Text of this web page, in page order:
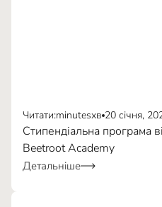
Читати:minutesхв 20 січня,
Стипендіальна програма
Beetroot Academy
Детальніше